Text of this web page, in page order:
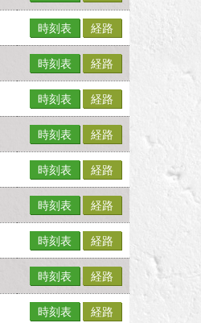
時刻表 経路
時刻表 経路
時刻表 経路
時刻表 経路
時刻表 経路
時刻表 経路
時刻表 経路
時刻表 経路
時刻表 経路